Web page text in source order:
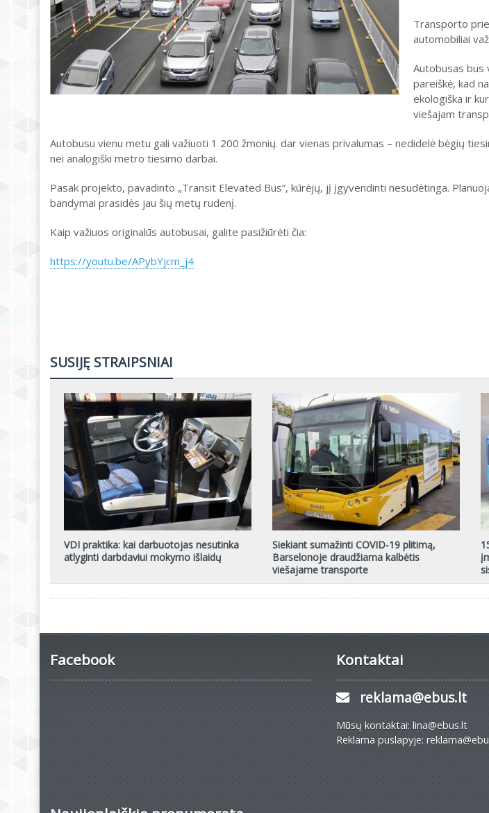
Transporto
automobiliai
Autobusas bus
pareiškė, kad
ekologiška ir
viešajam
Autobusu vienu metu gali važiuoti 1 200 žmonių. dar vienas privalumas – nedidelė bėgių
nei analogiški metro tiesimo darbai.
Pasak projekto, pavadinto „Transit Elevated Bus”, kūrėjų, jį įgyvendinti nesudėtinga.
bandymai prasidės jau šių metų rudenį.
Kaip važiuos originalūs autobusai, galite pasižiūrėti čia:
https://youtu.be/APybYjcm_j4
SUSIJĘ STRAIPSNIAI
VDI praktika: kai darbuotojas nesutinka
atlyginti darbdaviui mokymo išlaidų
Siekiant sumažinti COVID-19 plitimą,
Barselonoje draudžiama kalbėtis
viešajame transporte
Facebook Kontaktai
reklama@ebus.lt
Mūsų kontaktai: lina@ebus.lt
Reklama puslapyje: